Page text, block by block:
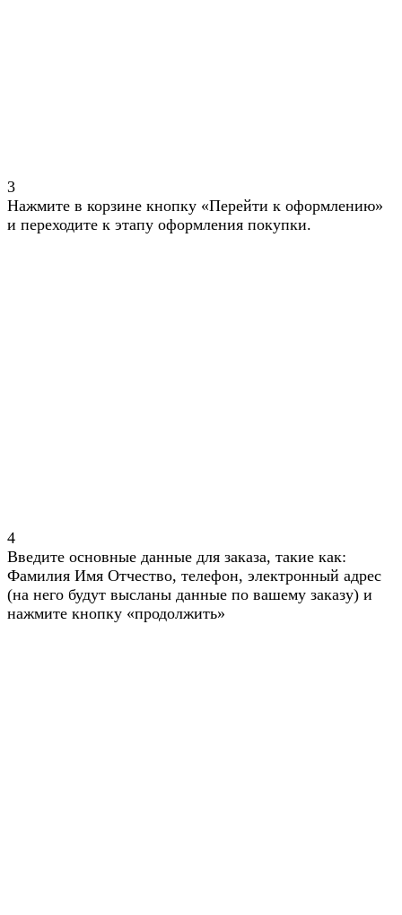
3
Нажмите в корзине кнопку «Перейти к оформлению»
и переходите к этапу оформления покупки.
4
Введите основные данные для заказа, такие как:
Фамилия Имя Отчество, телефон, электронный адрес
(на него будут высланы данные по вашему заказу) и
нажмите кнопку «продолжить»